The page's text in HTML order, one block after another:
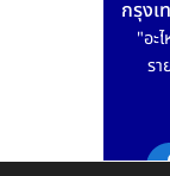
กรุง
"อะ
รา